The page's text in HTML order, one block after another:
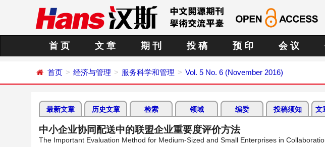
首 页 文 章 期 刊 投 稿 预 印 会 议
首页 经济与管理 服务科学和管理 Vol. 5 No. 6 (November 2016)
最新文章 历史文章 检索 领域 编委 投稿须知 文
中小企业协同配送中的联盟企业重要度评价方法
The Important Evaluation Method for Medium-Sized and Small Enterprises in